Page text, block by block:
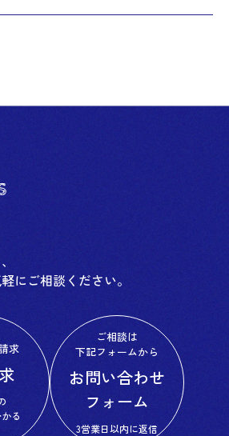
にご相談ください。
求
る
ご相談は
下記フォームから
お問い合わせ
フォーム
3営業日以内に返信